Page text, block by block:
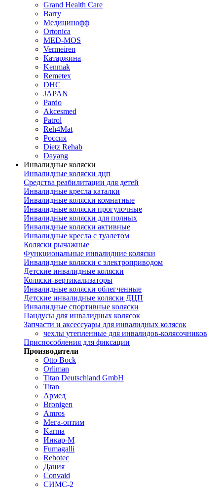
Grand Health Care
Barry
Медицинофф
Ortonica
MED-MOS
Vermeiren
Катаржина
Kenmak
Remetex
DHC
JAPAN
Pardo
Akcesmed
Patrol
Reh4Mat
Россия
Dietz Rehab
Dayang
Инвалидные коляски
Инвалидные коляски дцп
Средства реабилитации для детей
Инвалидные кресла каталки
Инвалидные коляски комнатные
Инвалидные коляски прогулочные
Инвалидные коляски для полных
Инвалидные коляски активные
Инвалидные кресла с туалетом
Коляски рычажные
Функциональные инвалидние коляски
Инвалидные коляски с электроприводом
Детские инвалидные коляски
Коляски-вертикализаторы
Инвалидные коляски облегченные
Детские инвалидные коляски ДЦП
Инвалидные спортивные коляски
Пандусы для инвалидных колясок
Запчасти и аксессуары для инвалидных колясок
чехлы утепленные для инвалидов-колясочников
Приспособления для фиксации
Производители
Otto Bock
Orliman
Titan Deutschland GmbH
Titan
Армед
Bronigen
Amros
Мега-оптим
Karma
Инкар-М
Fumagalli
Rebotec
Дания
Convaid
СИМС-2